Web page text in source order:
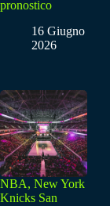
pronostico
16 Giugno
2026
NBA, New York
Knicks San